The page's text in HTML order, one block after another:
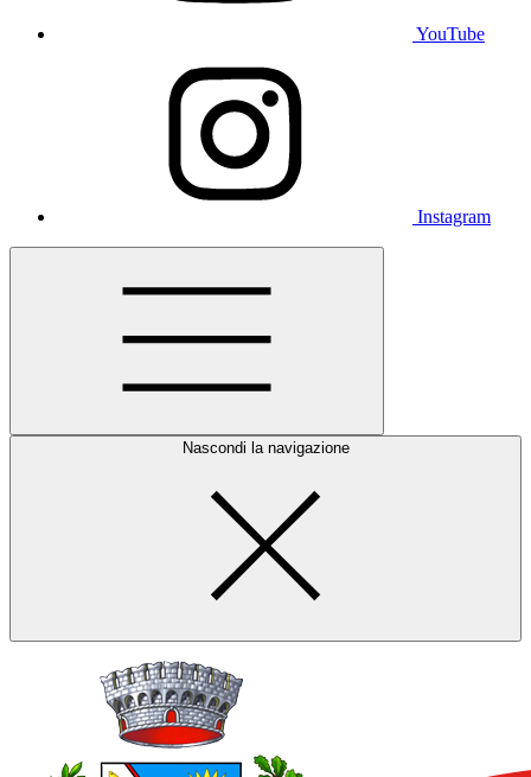
YouTube
Instagram
Nascondi la navigazione